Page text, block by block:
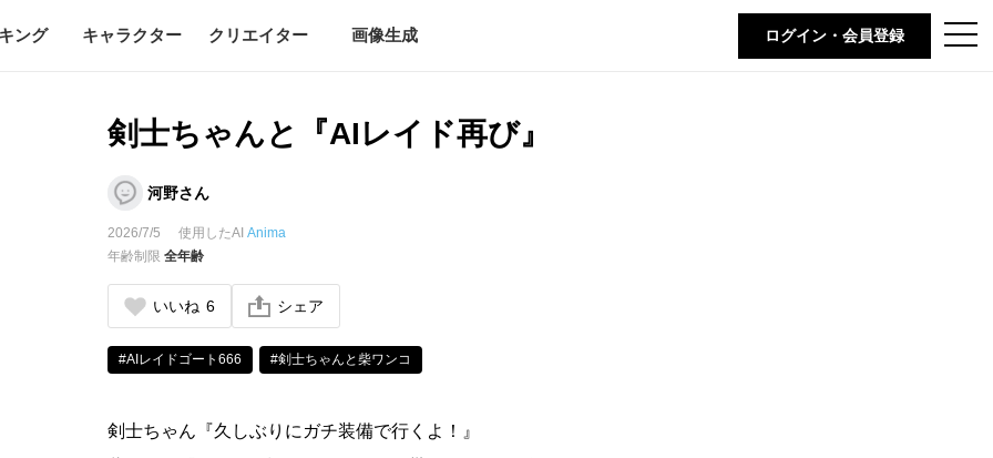
t
o
ング キャラクター クリエイター 画像生成 ログイン・会員登録
剣士ちゃんと『AIレイド再び』
河野さん
2026/7/5 使用したAIAnima
年齢制限全年齢
いいね 6 シェア
#AIレイドゴート666 #剣士ちゃんと柴ワンコ
剣士ちゃん『久しぶりにガチ装備で行くよ！』